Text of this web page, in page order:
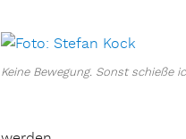
Keine Bewegung. Sonst schieße